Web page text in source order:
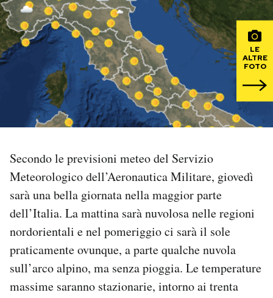
Sport
Mondiali calcio 2026
PODCAST
NEWSLETTER
CALENDARIO
AREA PERSONALE
Area Personale
LE
ALTRE
FOTO
Secondo le previsioni meteo del Servizio
Meteorologico dell’Aeronautica Militare, giovedì
sarà una bella giornata nella maggior parte
dell’Italia. La mattina sarà nuvolosa nelle regioni
nordorientali e nel pomeriggio ci sarà il sole
praticamente ovunque, a parte qualche nuvola
sull’arco alpino, ma senza pioggia. Le temperature
massime saranno stazionarie, intorno ai trenta